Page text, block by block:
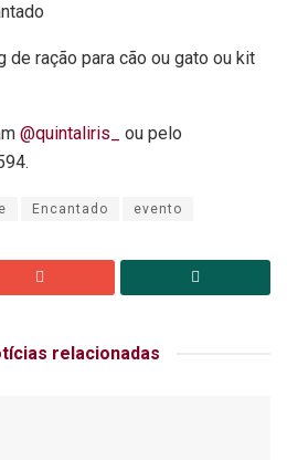
de ração para cão ou gato ou kit
@quintaliris_ ou pelo
Encantado evento
relacionadas